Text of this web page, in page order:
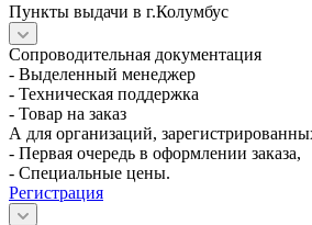
Пункты выдачи в г.Колумбус
Сопроводительная документация
- Выделенный менеджер
- Техническая поддержка
- Товар на заказ
А для организаций,
- Первая очередь в оформлении заказа,
- Специальные цены.
Регистрация